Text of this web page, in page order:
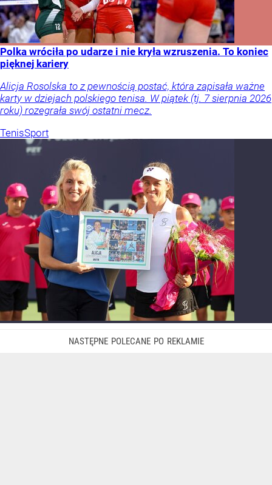
Polka wróciła po udarze i nie kryła wzruszenia. To koniec
pięknej kariery
Alicja Rosolska to z pewnością postać, która zapisała ważne
karty w dziejach polskiego tenisa. W piątek (tj. 7 sierpnia 2026
roku) rozegrała swój ostatni mecz.
TenisSport